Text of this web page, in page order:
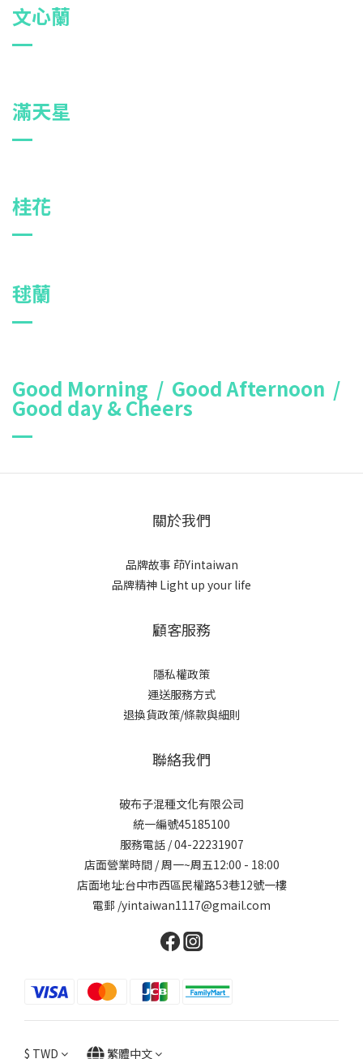
文心蘭
滿天星
桂花
毬蘭
Good Morning / Good Afternoon /
Good day & Cheers
關於我們
品牌故事 茚Yintaiwan
品牌精神 Light up your life
顧客服務
隱私權政策
運送服務方式
退換貨政策/條款與細則
聯絡我們
破布子混種文化有限公司
統一編號45185100
服務電話 / 04-22231907
店面營業時間 / 周一~周五12:00 - 18:00
店面地址:台中市西區民權路53巷12號一樓
電郵 /yintaiwan1117@gmail.com
$ TWD 繁體中文